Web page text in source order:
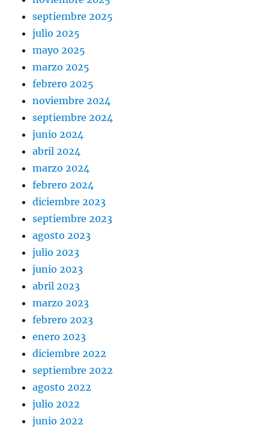
septiembre 2025
julio 2025
mayo 2025
marzo 2025
febrero 2025
noviembre 2024
septiembre 2024
junio 2024
abril 2024
marzo 2024
febrero 2024
diciembre 2023
septiembre 2023
agosto 2023
julio 2023
junio 2023
abril 2023
marzo 2023
febrero 2023
enero 2023
diciembre 2022
septiembre 2022
agosto 2022
julio 2022
junio 2022